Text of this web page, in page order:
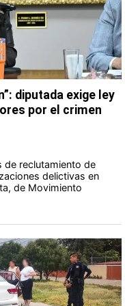
diputada exige ley
por el crimen
de reclutamiento de
delictivas en
de Movimiento